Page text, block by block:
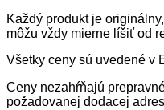
Každý produkt je
môžu vždy mierne líšiť od
Všetky ceny sú uvedené v
Ceny nezahŕňajú
požadovanej dodacej